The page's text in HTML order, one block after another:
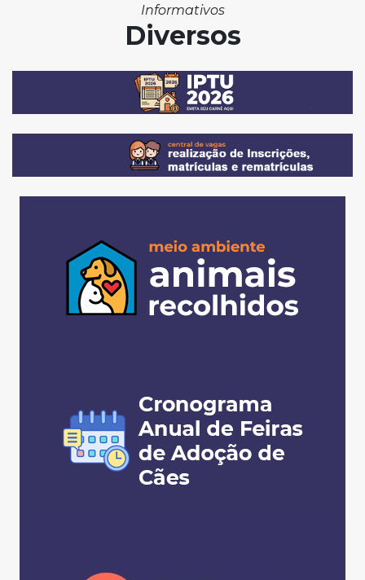
Informativos
Diversos